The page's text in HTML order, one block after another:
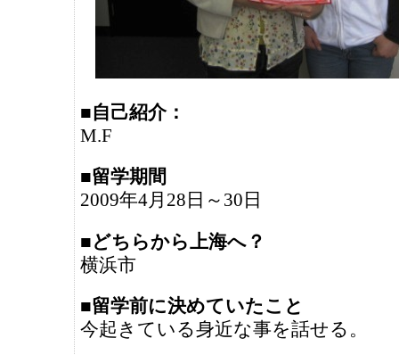
■自己紹介：
M.F
■留学期間
2009年4月28日～30日
■どちらから上海へ？
横浜市
■留学前に決めていたこと
今起きている身近な事を話せる。